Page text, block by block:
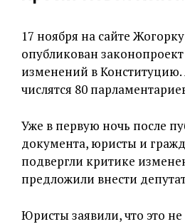
17 ноября на сайте
опубликован
изменений в
числятся 80
Уже в первую ночь после
документа, юристы и
подвергли критике
предложили внести
Юристы заявили, что это